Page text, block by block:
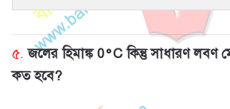
৫. জলের হিমাঙ্ক 0°C কিন্তু সাধারণ লবণ
কত হবে?